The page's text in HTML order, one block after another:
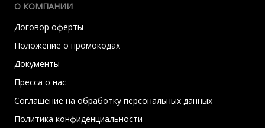
О КОМПАНИИ
Договор оферты
Положение о промокодах
Документы
Пресса о нас
Соглашение на обработку персональных данных
Политика конфиденциальности